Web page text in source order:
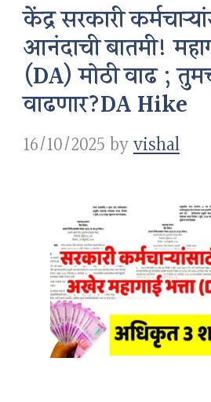
केंद्र सरकारी
आनंदाची बातमी!
(DA) मोठी वाढ ;
वाढणार?DA Hike
16/10/2025byvishal